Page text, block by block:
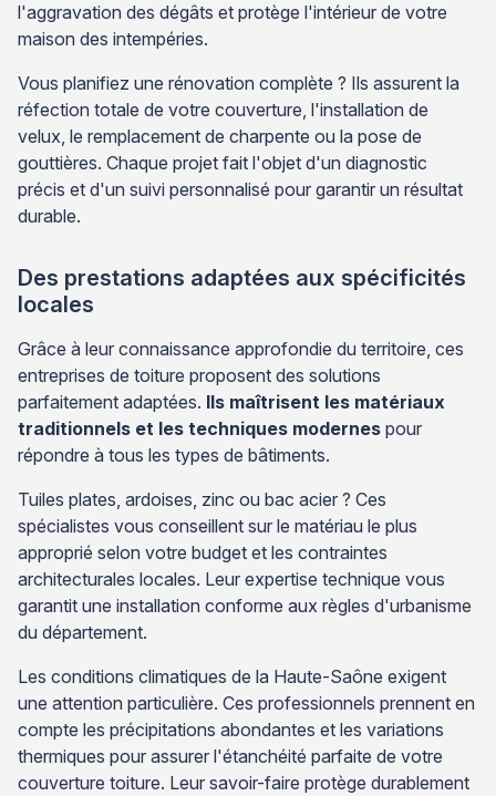
l'aggravation des dégâts et protège l'intérieur de votre
maison des intempéries.
Vous planifiez une rénovation complète ? Ils assurent la
réfection totale de votre couverture, l'installation de
velux, le remplacement de charpente ou la pose de
gouttières. Chaque projet fait l'objet d'un diagnostic
précis et d'un suivi personnalisé pour garantir un résultat
durable.
Des prestations adaptées aux spécificités
locales
Grâce à leur connaissance approfondie du territoire, ces
entreprises de toiture proposent des solutions
parfaitement adaptées. Ils maîtrisent les matériaux
traditionnels et les techniques modernes pour
répondre à tous les types de bâtiments.
Tuiles plates, ardoises, zinc ou bac acier ? Ces
spécialistes vous conseillent sur le matériau le plus
approprié selon votre budget et les contraintes
architecturales locales. Leur expertise technique vous
garantit une installation conforme aux règles d'urbanisme
du département.
Les conditions climatiques de la Haute-Saône exigent
une attention particulière. Ces professionnels prennent en
compte les précipitations abondantes et les variations
thermiques pour assurer l'étanchéité parfaite de votre
couverture toiture. Leur savoir-faire protège durablement